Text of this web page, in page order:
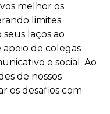
melhor os
limites
seus laços ao
de colegas
e social. Ao
de nossos
os desafios com